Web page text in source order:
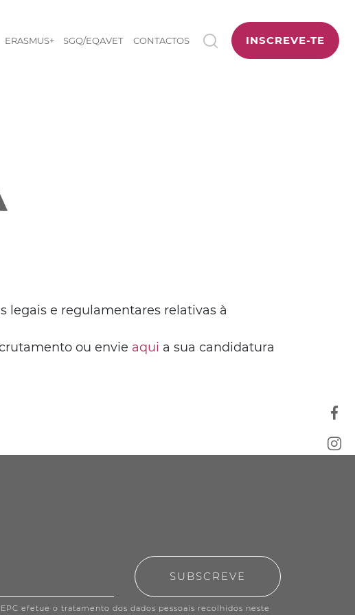
ERASMUS+ SGQ/EQAVET CONTACTOS INSCREVE-TE
legais e regulamentares relativas à
ou envie aqui a sua candidatura
SUBSCREVE
efetue o tratamento dos dados pessoais recolhidos neste